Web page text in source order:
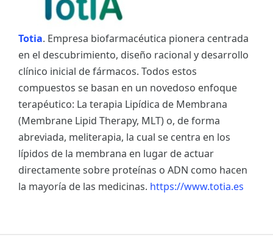
Totia. Empresa biofarmacéutica pionera centrada
en el descubrimiento, diseño racional y desarrollo
clínico inicial de fármacos. Todos estos
compuestos se basan en un novedoso enfoque
terapéutico: La terapia Lipídica de Membrana
(Membrane Lipid Therapy, MLT) o, de forma
abreviada, meliterapia, la cual se centra en los
lípidos de la membrana en lugar de actuar
directamente sobre proteínas o ADN como hacen
la mayoría de las medicinas. https://www.totia.es